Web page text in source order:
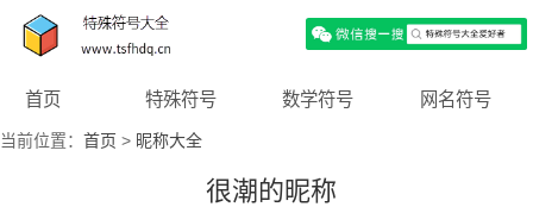
首页 特殊符号 数学符号 网名符号
当前位置： 首页 > 昵称大全
很潮的昵称